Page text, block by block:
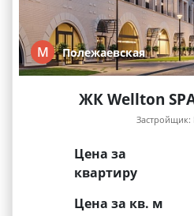
М Полежаевская
ЖК Wellton
Застройщик:
Цена за
квартиру
Цена за кв. м